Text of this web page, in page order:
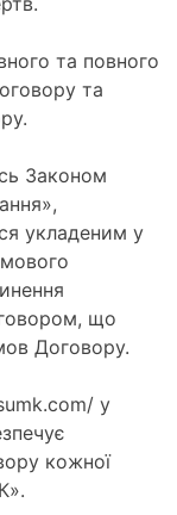
та повного
та
Законом
укладеним у
що
Договору.
у
кожної